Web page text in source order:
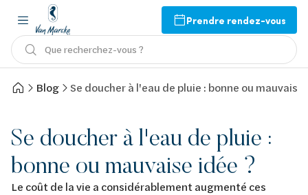
Prendre rendez-vous
Que recherchez-vous ?
Blog Se doucher à l'eau de pluie : bonne ou mauvaise
Se doucher à l'eau de pluie :
bonne ou mauvaise idée ?
Le coût de la vie a considérablement augmenté ces